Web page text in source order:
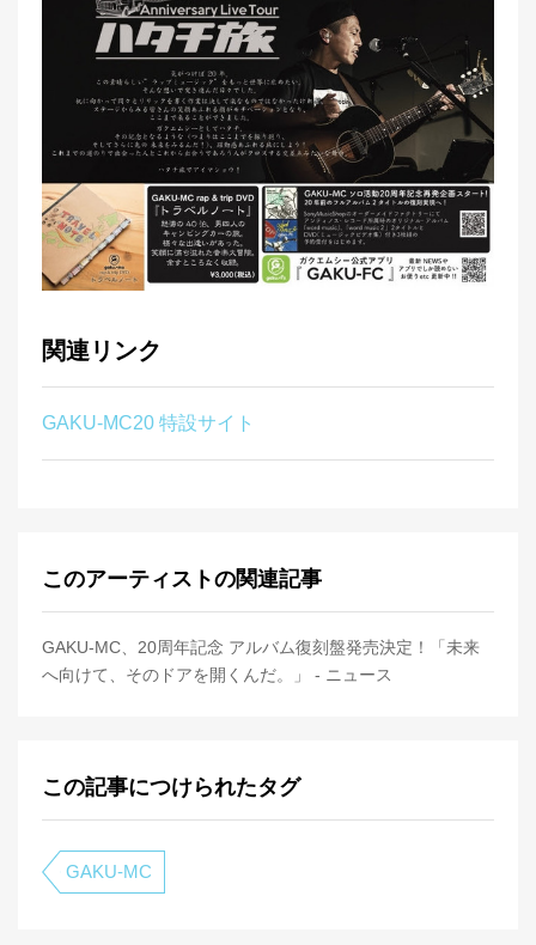
関連リンク
GAKU-MC20 特設サイト
このアーティストの関連記事
GAKU-MC、20周年記念 アルバム復刻盤発売決定！「未来
へ向けて、そのドアを開くんだ。」 - ニュース
この記事につけられたタグ
GAKU-MC